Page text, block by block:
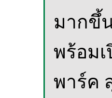
มากขึ้น
พร้อม
พาร์ค